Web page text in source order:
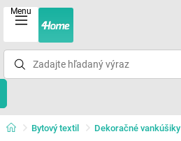
Menu
Bytový textil Dekoračné vankúšiky